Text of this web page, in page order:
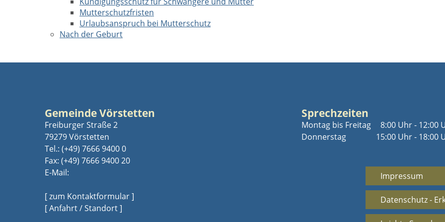
Mutterschutzfristen
Urlaubsanspruch bei Mutterschutz
Nach der Geburt
Gemeinde Vörstetten
Freiburger Straße 2
79279 Vörstetten
Tel.: (+49) 7666 9400 0
Fax: (+49) 7666 9400 20
E-Mail:
[ zum Kontaktformular ]
[ Anfahrt / Standort ]
Sprechzeiten
Montag bis Freitag
Donnerstag
8:00 Uhr - 12:00
15:00 Uhr - 18:00
Impressum
Datenschutz -